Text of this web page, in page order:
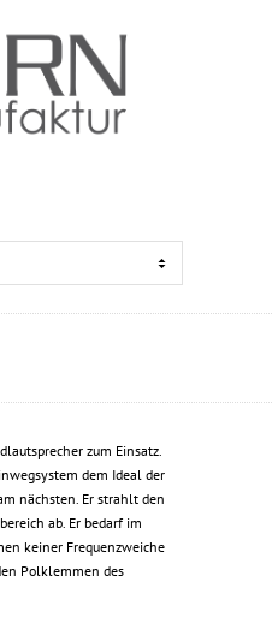
zum Einsatz.
dem Ideal der
nächsten. Er strahlt den
ab. Er bedarf im
keiner Frequenzweiche
Polklemmen des